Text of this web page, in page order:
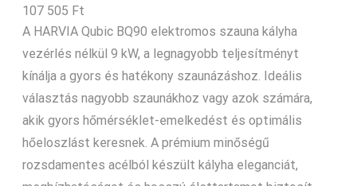
107 505 Ft
A HARVIA Qubic BQ90 elektromos szauna kályha
vezérlés nélkül 9 kW, a legnagyobb teljesítményt
kínálja a gyors és hatékony szaunázáshoz. Ideális
választás nagyobb szaunákhoz vagy azok számára,
akik gyors hőmérséklet-emelkedést és optimális
hőeloszlást keresnek. A prémium minőségű
rozsdamentes acélból készült kályha eleganciát,